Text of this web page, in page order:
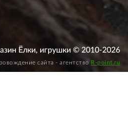
Ёлки, игрушки © 2010-2026
сайта - агентство R-point.ru